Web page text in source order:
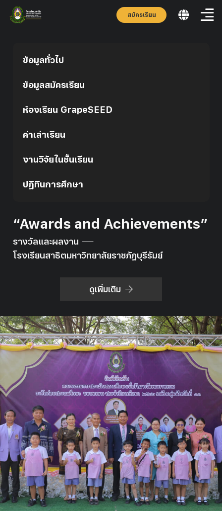
สมัครเรียน
ข้อมูลทั่วไป
ข้อมูลสมัครเรียน
ห้องเรียน GrapeSEED
ค่าเล่าเรียน
งานวิจัยในชั้นเรียน
ปฏิทินการศึกษา
“Awards and Achievements”
รางวัลและผลงาน
โรงเรียนสาธิตมหาวิทยาลัยราชภัฏบุรีรัมย์
ดูเพิ่มเติม